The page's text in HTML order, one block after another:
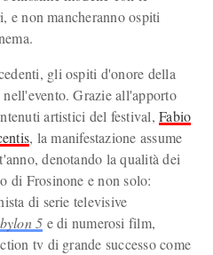
e non mancheranno ospiti
gli ospiti d'onore della
Grazie all'apporto
artistici del festival,Fabio
, la manifestazione assume
denotando la qualità dei
di Frosinone e non solo:
di serie televisive
5 e di numerosi film,
tv di grande successo come